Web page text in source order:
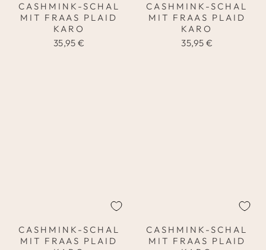
CASHMINK-SCHAL
MIT FRAAS PLAID
KARO
35,95 €
CASHMINK-SCHAL
MIT FRAAS PLAID
KARO
35,95 €
CASHMINK-SCHAL
MIT FRAAS PLAID
CASHMINK-SCHAL
MIT FRAAS PLAID